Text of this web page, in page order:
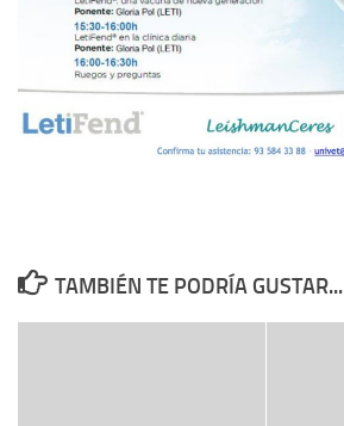
TAMBIÉN TE PODRÍA GUSTAR...